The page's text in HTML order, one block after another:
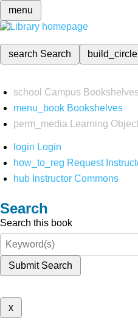
menu
search Search
school Campus
menu_book Bookshelves
perm_media
Learning
login Login
how_to_reg Request
hub Instructor Commons
Search
Search this book
Submit Search
x